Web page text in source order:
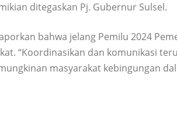
ditegaskan Pj. Gubernur Sulsel.
bahwa jelang Pemilu 2024
“Koordinasikan dan komunikasi
masyarakat kebingungan